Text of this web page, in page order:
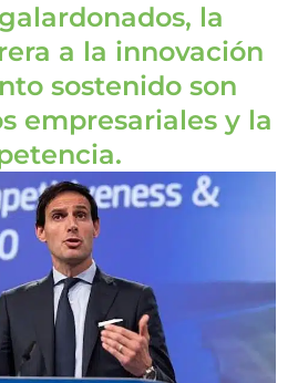
la
a la innovación
sostenido son
empresariales y la